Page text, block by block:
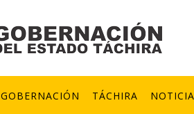
GOBERNACIÓN TÁCHIRA